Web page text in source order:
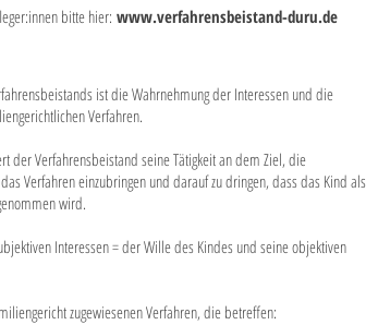
bitte hier: www.verfahrensbeistand-duru.de
ist die Wahrnehmung der Interessen und die
Verfahren.
der Verfahrensbeistand seine Tätigkeit an dem Ziel, die
Verfahren einzubringen und darauf zu dringen, dass das Kind als
wird.
Interessen = der Wille des Kindes und seine objektiven
zugewiesenen Verfahren, die betreffen: